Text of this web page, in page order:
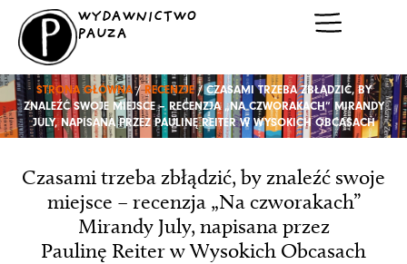
Przejdź
treści
WYDAWNICTWO
PAUZA
STRONA GŁÓWNA/RECENZJE/ CZASAMI TRZEBA ZBŁĄDZIĆ, BY
ZNALEŹĆ SWOJE MIEJSCE – RECENZJA „NA CZWORAKACH” MIRANDY
JULY, NAPISANA PRZEZ PAULINĘ REITER W WYSOKICH OBCASACH
Czasami trzeba zbłądzić, by znaleźć swoje
miejsce – recenzja „Na czworakach”
Mirandy July, napisana przez
Paulinę Reiter w Wysokich Obcasach